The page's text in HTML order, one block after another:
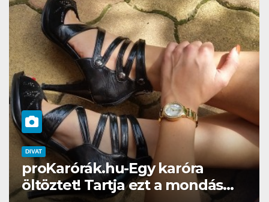
DIVAT SZÉPSÉG
Gél lakk otthon? Naná, a
Brillbirddel simán!